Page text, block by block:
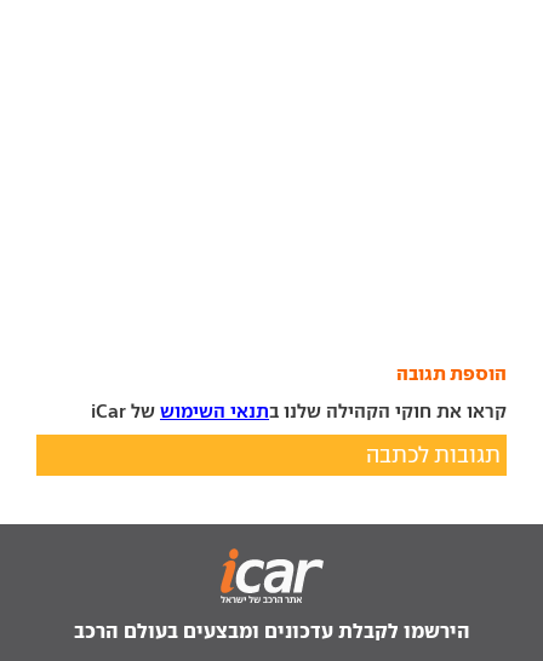
הוספת תגובה
קראו את חוקי הקהילה שלנו בתנאי השימוש של iCar
תגובות לכתבה
הירשמו לקבלת עדכונים ומבצעים בעולם הרכב